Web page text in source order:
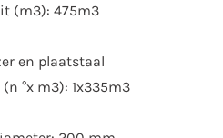
(m3): 475m3
en plaatstaal
°x m3): 1x335m3